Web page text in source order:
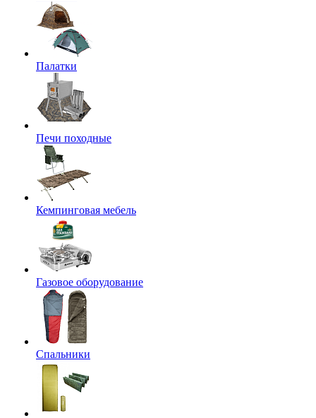
Палатки
Печи походные
Кемпинговая мебель
Газовое оборудование
Спальники